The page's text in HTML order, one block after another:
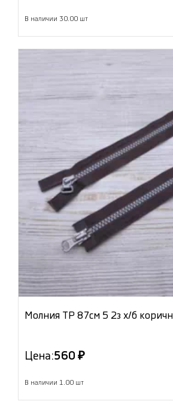
В наличии 30.00 шт
Молния ТР 87см 5 2з х/б
Цена:560 ₽
В наличии 1.00 шт